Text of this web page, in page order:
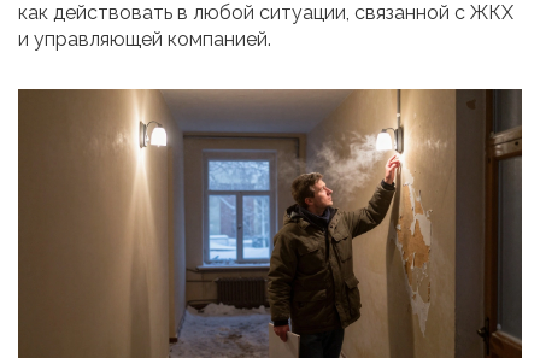
как действовать в любой ситуации, связанной с ЖКХ
и управляющей компанией.